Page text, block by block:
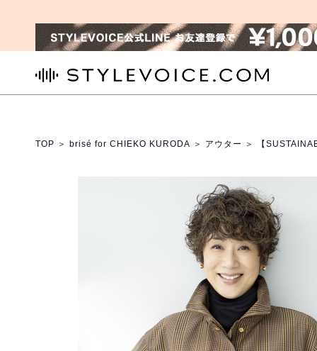
TOP ＞ brisé for CHIEKO KURODA ＞ アウター ＞ 【